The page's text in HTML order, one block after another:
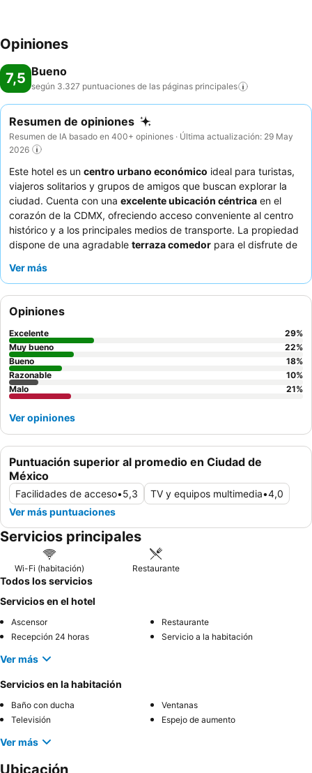
Opiniones
7,5 Bueno
según 3.327 puntuaciones de las páginas principales
Resumen de opiniones
Resumen de IA basado en 400+ opiniones · Última actualización: 29 May
2026
Este hotel es un centro urbano económico ideal para turistas,
viajeros solitarios y grupos de amigos que buscan explorar la
ciudad. Cuenta con una excelente ubicación céntrica en el
corazón de la CDMX, ofreciendo acceso conveniente al centro
histórico y a los principales medios de transporte. La propiedad
dispone de una agradable terraza comedor para el disfrute de
amabilidad y atención
tranquila, los huéspedes deben solicitar una habitación que dé
al interior o en los pisos superiores para minimizar el ruido de la
calle.
Ver más
Puntuación superior al promedio en Ciudad de
México
Facilidades de acceso•5,3 TV y equipos multimedia•4,0
Ver más puntuaciones
Opiniones
Excelente 29%
Muy bueno
22%
Bueno
18%
Razonable
10%
Malo
21%
Ver opiniones
Servicios principales
Wi-Fi (habitación) Restaurante
Todos los servicios
Servicios en el hotel
Ascensor
Restaurante
Recepción 24 horas
Servicio a la habitación
Ver más
Servicios en la habitación
Baño con ducha
Ventanas
Televisión
Espejo de aumento
Ver más